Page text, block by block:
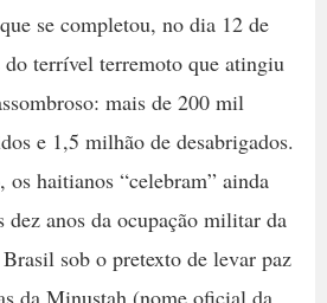
se completou, no dia 12 de
terrível terremoto que atingiu
mais de 200 mil
e 1,5 milhão de desabrigados.
os haitianos “celebram” ainda
dez anos da ocupação militar da
sob o pretexto de levar paz
da Minustah (nome oficial da